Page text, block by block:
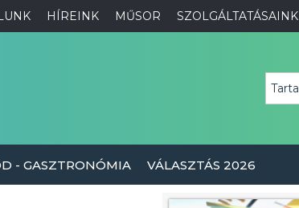
HÍREINK MŰSOR SZOLGÁLTATÁSAINK
- GASZTRONÓMIA VÁLASZTÁS 2026